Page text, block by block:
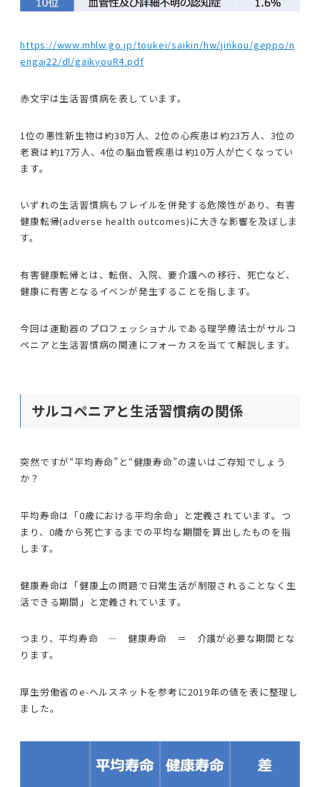
https://www.mhlw.go.jp/toukei/saikin/hw/jinkou/geppo/n
engai22/dl/gaikyouR4.pdf
赤文字は生活習慣病を表しています。
1位の悪性新生物は約38万人、2位の心疾患は約23万人、3位の
老衰は約17万人、4位の脳血管疾患は約10万人が亡くなってい
ます。
いずれの生活習慣病もフレイルを併発する危険性があり、有害
健康転帰(adverse health outcomes)に大きな影響を及ぼしま
す。
有害健康転帰とは、転倒、入院、要介護への移行、死亡など、
健康に有害となるイベンが発生することを指します。
今回は運動器のプロフェッショナルである理学療法士がサルコ
ペニアと生活習慣病の関連にフォーカスを当てて解説します。
サルコペニアと生活習慣病の関係
突然ですが“平均寿命”と“健康寿命”の違いはご存知でしょう
か？
平均寿命は「0歳における平均余命」と定義されています。つ
まり、0歳から死亡するまでの平均な期間を算出したものを指
します。
健康寿命は「健康上の問題で日常生活が制限されることなく生
活できる期間」と定義されています。
つまり、平均寿命 ― 健康寿命 ＝ 介護が必要な期間とな
ります。
厚生労働省のe-ヘルスネットを参考に2019年の値を表に整理し
ました。